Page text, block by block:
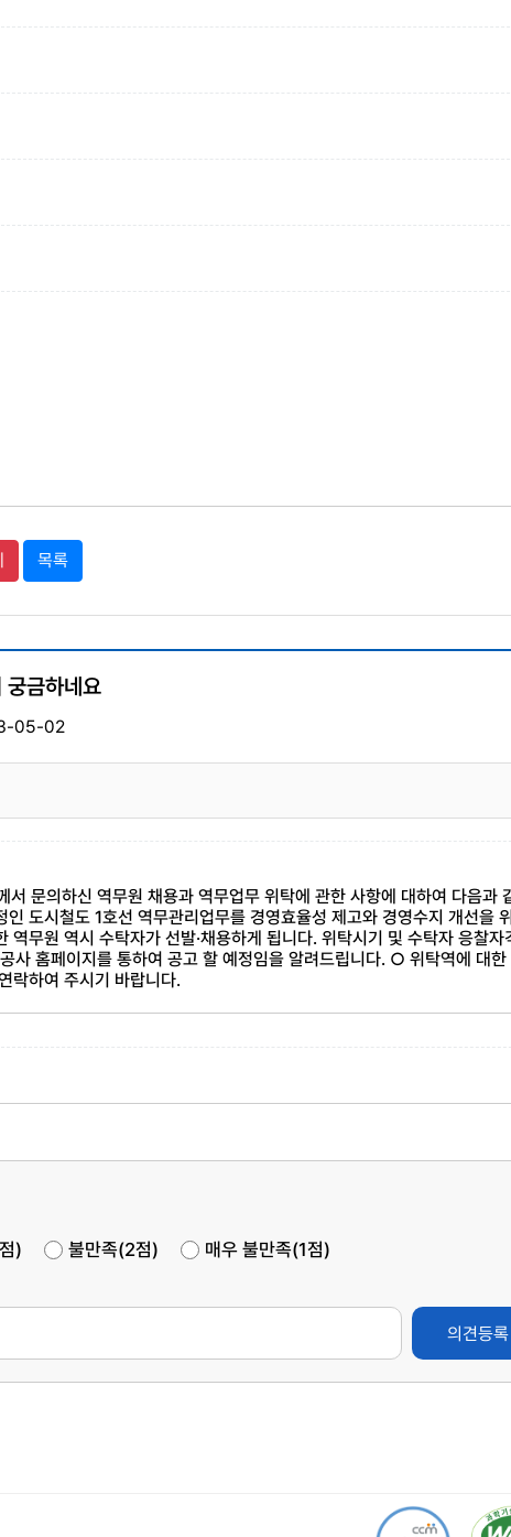
목록
궁금하네요
05-02
문의하신 역무원 채용과 역무업무 위탁에 관한 사항에 대하여 다음과
도시철도 1호선 역무관리업무를 경영효율성 제고와 경영수지 개선을
무원 역시 수탁자가 선발·채용하게 됩니다. 위탁시기 및 수탁자 응찰자
사 홈페이지를 통하여 공고 할 예정임을 알려드립니다. ○ 위탁역에 대한
하여 주시기 바랍니다.
) 불만족(2점) 매우 불만족(1점)
의견등록